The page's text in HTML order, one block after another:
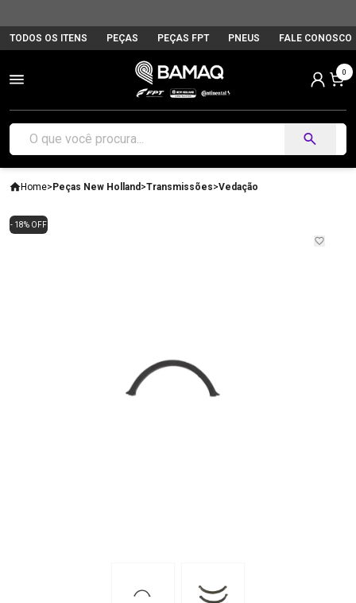
TODOS OS ITENS PEÇAS PEÇAS FPT PNEUS FALE CONOSCO
0
Home>Peças New Holland >Transmissões>Vedação
- 18% OFF